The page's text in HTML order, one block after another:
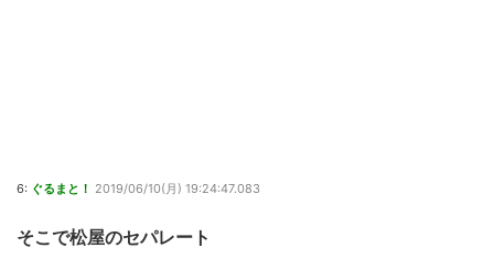
6: ぐるまと！ 2019/06/10(月) 19:24:47.083
そこで松屋のセパレート